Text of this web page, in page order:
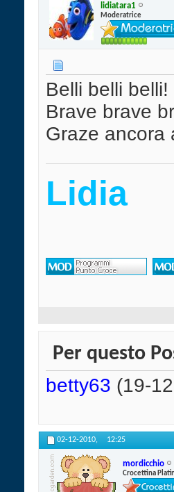
lidiatara1
Moderatrice
Belli belli belli!
Brave brave
Graze ancora
Lidia
Per questo
betty63 (19-
02-12-2010, 12:25
mordicchio
Crocettina